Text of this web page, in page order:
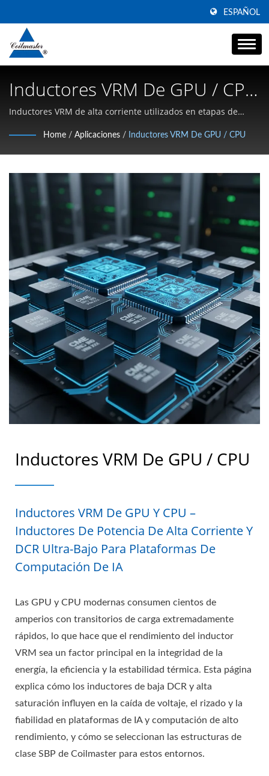
ESPAÑOL
Inductores VRM De GPU / CPU
| Fabricante De Filtros De
Línea De Potencia De Modo
Común | Coilmaster
Electronics
Inductores VRM de alta corriente utilizados en etapas de
Especializándose en inductores SMD de alta corriente, filtros
de modo común y magnéticos de alta frecuencia
Home / Aplicaciones / Inductores VRM De GPU / CPU
Inductores VRM De GPU / CPU
Inductores VRM De GPU Y CPU –
Inductores De Potencia De Alta Corriente Y
DCR Ultra-Bajo Para Plataformas De
Computación De IA
Las GPU y CPU modernas consumen cientos de
amperios con transitorios de carga extremadamente
rápidos, lo que hace que el rendimiento del inductor
VRM sea un factor principal en la integridad de la
energía, la eficiencia y la estabilidad térmica. Esta página
explica cómo los inductores de baja DCR y alta
saturación influyen en la caída de voltaje, el rizado y la
fiabilidad en plataformas de IA y computación de alto
rendimiento, y cómo se seleccionan las estructuras de
clase SBP de Coilmaster para estos entornos.